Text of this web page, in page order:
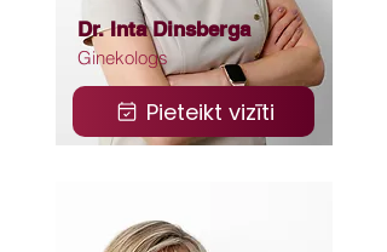
Dr. Inta Dinsberga
Ginekologs
Pieteikt vizīti